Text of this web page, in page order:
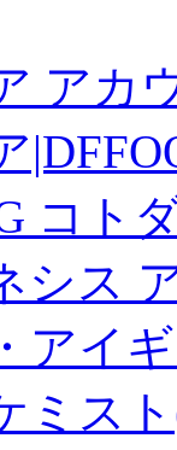
アカ
コト
シス
アイ
ミス